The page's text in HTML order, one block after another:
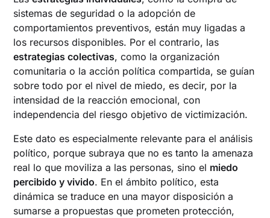
sistemas de seguridad o la adopción de
comportamientos preventivos, están muy ligadas a
los recursos disponibles. Por el contrario, las
estrategias colectivas, como la organización
comunitaria o la acción política compartida, se guían
sobre todo por el nivel de miedo, es decir, por la
intensidad de la reacción emocional, con
independencia del riesgo objetivo de victimización.
Este dato es especialmente relevante para el análisis
político, porque subraya que no es tanto la amenaza
real lo que moviliza a las personas, sino el miedo
percibido y vivido. En el ámbito político, esta
dinámica se traduce en una mayor disposición a
sumarse a propuestas que prometen protección,